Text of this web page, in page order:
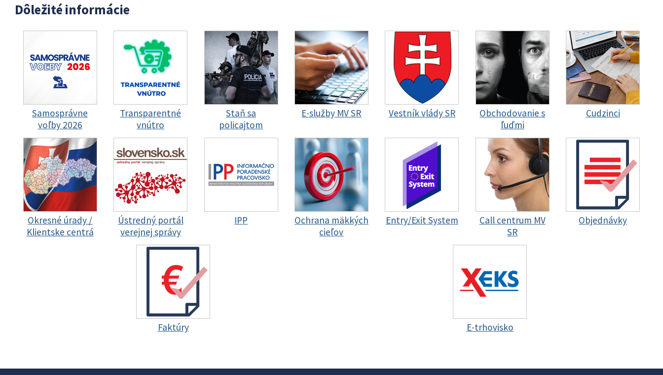
Dôležité informácie
Samosprávne
voľby 2026
Transparentné
vnútro
Staň sa
policajtom
E-služby MV SR Vestník vlády SR
Obchodovanie s
ľuďmi
Cudzinci
Okresné úrady /
Klientske centrá
Ústredný portál
verejnej správy
IPP
Ochrana mäkkých
cieľov
Entry/Exit System
Call centrum MV
SR
Objednávky
Faktúry E-trhovisko